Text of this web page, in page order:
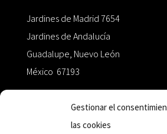
Gestionar el
las cookies
Jardines de Madrid 7654
Jardines de Andalucía
Guadalupe, Nuevo León
México 67193
+52 811.499.5638